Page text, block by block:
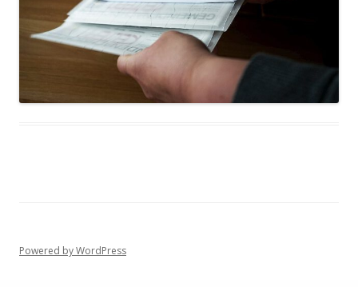
Powered by WordPress